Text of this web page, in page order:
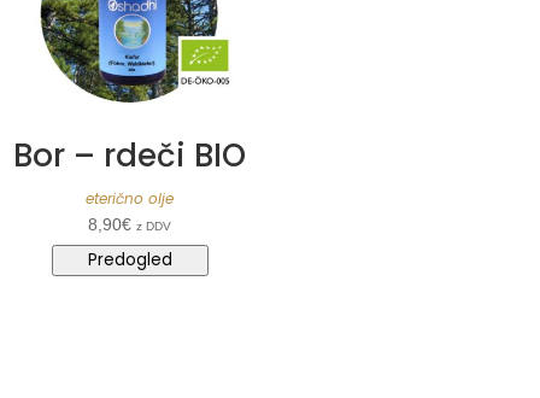
Bor – rdeči BIO
eterično olje
8,90€ z DDV
Predogled